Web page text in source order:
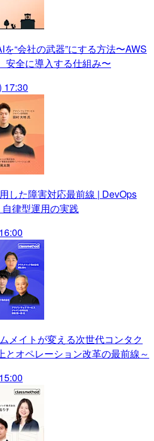
を“会社の武器”にする方法〜AWS
安全に導入する仕組み〜
17:30
した障害対応最前線 | DevOps
律型運用の実践
メイトが変える次世代コンタク
とオペレーション改革の最前線～